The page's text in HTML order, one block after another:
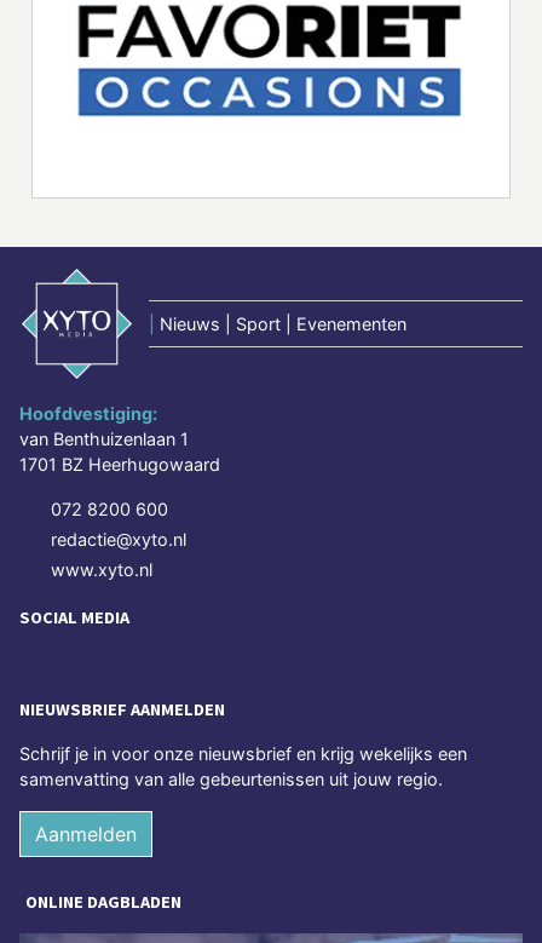
Nieuws | Sport | Evenementen
Hoofdvestiging:
van Benthuizenlaan 1
1701 BZ Heerhugowaard
072 8200 600
redactie@xyto.nl
www.xyto.nl
SOCIAL MEDIA
NIEUWSBRIEF AANMELDEN
Schrijf je in voor onze nieuwsbrief en krijg wekelijks een
samenvatting van alle gebeurtenissen uit jouw regio.
Aanmelden
ONLINE DAGBLADEN